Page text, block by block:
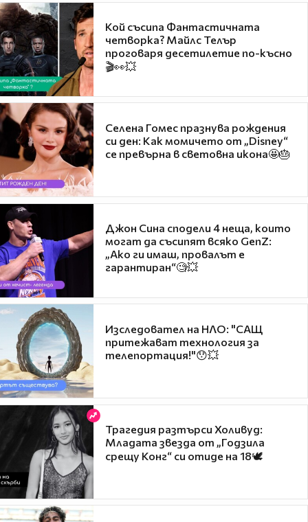
Кой съсипа Фантастичната
четворка? Майлс Телър
проговаря десетилетие по-късно
🎬👀💥
Селена Гомес празнува рождения
си ден: Как момичето от „Disney“
се превърна в световна икона🤩🎂
Джон Сина сподели 4 неща, които
могат да съсипят всяко GenZ:
„Ако ги имаш, провалът е
гарантиран“🧐💥
Изследовател на НЛО: "САЩ
притежават технология за
телепортация!"😯💥
Трагедия разтърси Холивуд:
Младата звезда от „Годзила
срещу Конг“ си отиде на 18🕊️